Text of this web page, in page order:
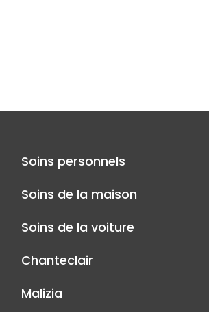
Soins personnels
Soins de la maison
Soins de la voiture
Chanteclair
Malizia